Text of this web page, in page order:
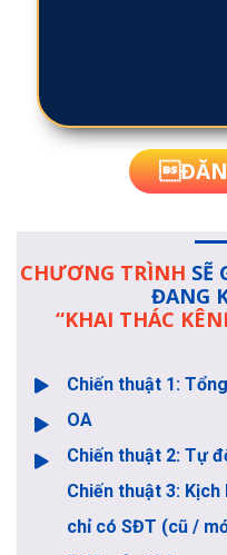
Chiến thuật 1:
OA
Chiến thuật 2: Tự
Chiến thuật 3:
chỉ có SĐT (cũ /
CHƯƠNG TRÌNH SẼ
ĐANG
“KHAI THÁC